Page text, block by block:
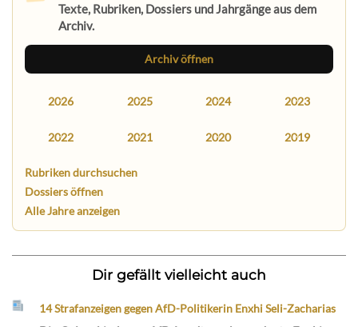
Texte, Rubriken, Dossiers und Jahrgänge aus dem
Archiv.
Archiv öffnen
2026 2025 2024 2023
2022 2021 2020 2019
Rubriken durchsuchen
Dossiers öffnen
Alle Jahre anzeigen
Dir gefällt vielleicht auch
14 Strafanzeigen gegen AfD-Politikerin Enxhi Seli-Zacharias